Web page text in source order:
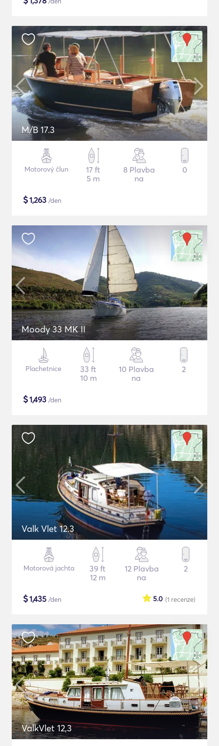
M/B 17.3
Motorový člun
17 ft
5 m
8 Plavba
na
0
$1,263 /den
Moody 33 MK II
Plachetnice
33 ft
10 m
10 Plavba
na
2
$1,493 /den
Valk Vlet 12.3
Motorová jachta
39 ft
12 m
12 Plavba
na
2
$1,435 /den (1 recenze)
5.0
ValkVlet 12,3